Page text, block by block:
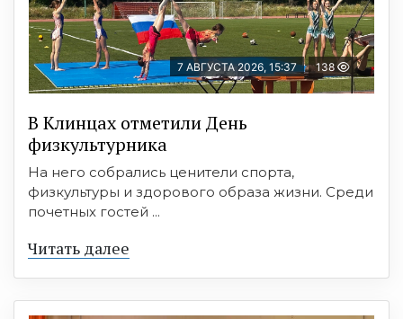
7 АВГУСТА 2026, 15:37 138
В Клинцах отметили День
физкультурника
На него собрались ценители спорта,
физкультуры и здорового образа жизни. Среди
почетных гостей ...
Читать далее